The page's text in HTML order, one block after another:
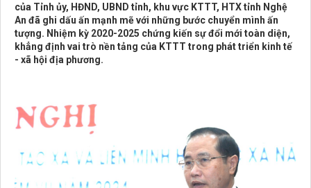
của Tỉnh ủy, HĐND, UBND tỉnh, khu vực KTTT, HTX tỉnh Nghệ
An đã ghi dấu ấn mạnh mẽ với những bước chuyển mình ấn
tượng. Nhiệm kỳ 2020-2025 chứng kiến sự đổi mới toàn diện,
khẳng định vai trò nền tảng của KTTT trong phát triển kinh tế
- xã hội địa phương.